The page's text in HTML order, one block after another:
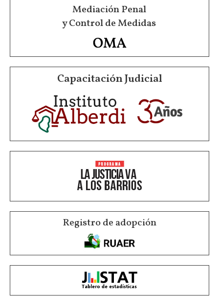
Mediación Penal
y Control de Medidas
Capacitación Judicial
Registro de adopción